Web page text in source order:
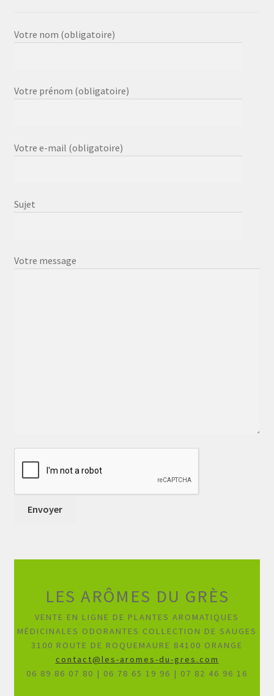
Votre nom (obligatoire)
Votre prénom (obligatoire)
Votre e-mail (obligatoire)
Sujet
Votre message
LES ARÔMES DU GRÈS
VENTE EN LIGNE DE PLANTES AROMATIQUES
MÉDICINALES ODORANTES COLLECTION DE SAUGES
3100 ROUTE DE ROQUEMAURE 84100 ORANGE
contact@les-aromes-du-gres.com
06 89 86 07 80 | 06 78 65 19 96 | 07 82 46 96 16